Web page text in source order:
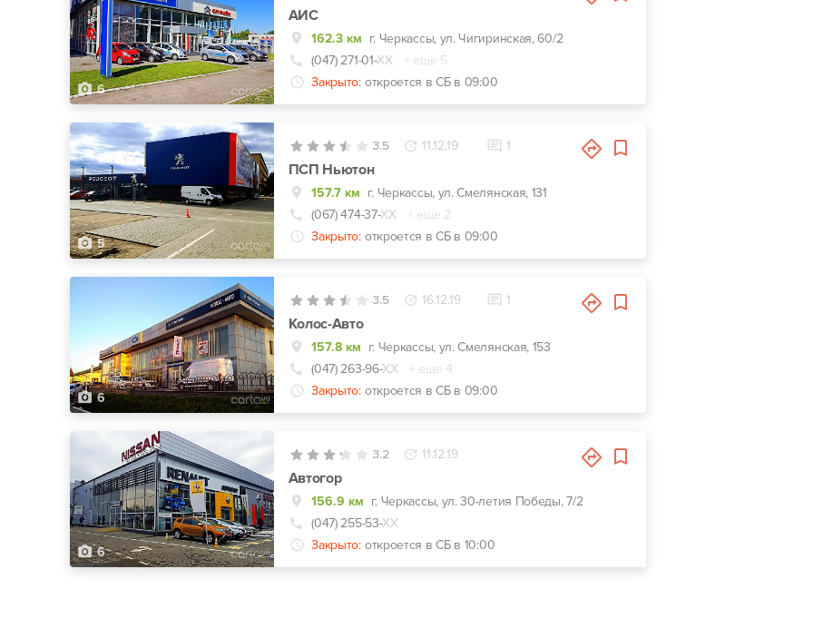
6
АИС
162.3 км г. Черкассы, ул. Чигиринская, 60/2
(047) 271-01-ХХ
+ еще 5
Закрыто: откроется в СБ в 09:00
5
3.5 11.12.19 1
ПСП Ньютон
157.7 км г. Черкассы, ул. Смелянская, 131
(067) 474-37-ХХ
+ еще 2
Закрыто: откроется в СБ в 09:00
6
3.5 16.12.19 1
Колос-Авто
157.8 км г. Черкассы, ул. Смелянская, 153
(047) 263-96-ХХ
+ еще 4
Закрыто: откроется в СБ в 09:00
6
3.2 11.12.19
Автогор
156.9 км г. Черкассы, ул. 30-летия Победы, 7/2
(047) 255-53-ХХ
Закрыто: откроется в СБ в 10:00